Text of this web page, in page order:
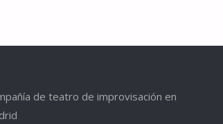
de teatro de improvisación en